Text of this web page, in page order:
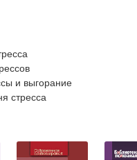
и выгорание
стресса